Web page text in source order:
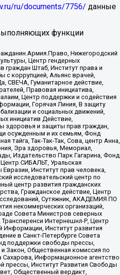
ru/documents/7756/ данные
функции
Нижегородский
Центр гендерных
граждан Штаб, Институт права и
с коррупцией, Альянс врачей,
Гуманитарное действие,
Правовая инициатива,
Центр поддержки и содействия
Горячая Линия, В защиту
и социальных движений,
инициатив Действие,
здоровья и защиты прав граждан,
осужденным и их семьям, Фонд
тайга, Так-Так-Так, Сова, центр Анна,
Эра здоровья, Мемориал,
Издательство Парк Гагарина, Фонд
СИБАЛЬТ, Уральская
Институт прав человека,
исследовательский центр по
центр развития гражданских
Гражданское действие, Центр
Сутяжник, АКАДЕМИЯ ПО
некоммерческих организаций,
Совета Министров северных
Интернешнл-Р, Центр
Институт развития
в Санкт-Петербурге Совета
поддержки свободы прессы,
Закон, Общественная комиссия по
Сахарова, Информационное агентство
прессы, Институт Развития Свободы
Общественный вердикт,